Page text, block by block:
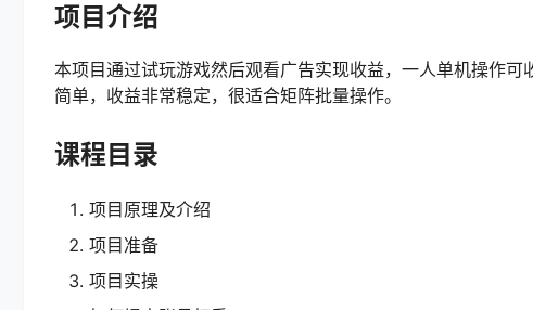
项目介绍
本项目通过试玩游戏然后观看广告实现收益，一人单机操作
简单，收益非常稳定，很适合矩阵批量操作。
课程目录
项目原理及介绍
项目准备
项目实操